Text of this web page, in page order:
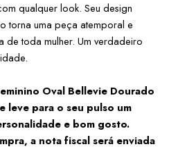
qualquer look. Seu design
torna uma peça atemporal e
de toda mulher. Um verdadeiro
Oval Bellevie Dourado
leve para o seu pulso um
e bom gosto.
a nota fiscal será enviada